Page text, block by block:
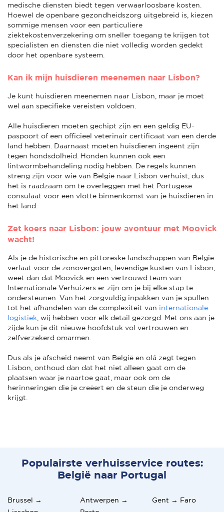
medische diensten biedt tegen verwaarloosbare kosten.
Hoewel de openbare gezondheidszorg uitgebreid is, kiezen
sommige mensen voor een particuliere
ziektekostenverzekering om sneller toegang te krijgen tot
specialisten en diensten die niet volledig worden gedekt
door het openbare systeem.
Kan ik mijn huisdieren meenemen naar Lisbon?
Je kunt huisdieren meenemen naar Lisbon, maar je moet
wel aan specifieke vereisten voldoen.
Alle huisdieren moeten gechipt zijn en een geldig EU-
paspoort of een officieel veterinair certificaat van een derde
land hebben. Daarnaast moeten huisdieren ingeënt zijn
tegen hondsdolheid. Honden kunnen ook een
lintwormbehandeling nodig hebben. De regels kunnen
streng zijn voor wie van België naar Lisbon verhuist, dus
het is raadzaam om te overleggen met het Portugese
consulaat voor een vlotte binnenkomst van je huisdieren in
het land.
Zet koers naar Lisbon: jouw avontuur met Moovick
wacht!
Als je de historische en pittoreske landschappen van België
verlaat voor de zonovergoten, levendige kusten van Lisbon,
weet dan dat Moovick en een vertrouwd team van
Internationale Verhuizers er zijn om je bij elke stap te
ondersteunen. Van het zorgvuldig inpakken van je spullen
tot het afhandelen van de complexiteit van internationale
logistiek , wij hebben voor elk detail gezorgd. Met ons aan je
zijde kun je dit nieuwe hoofdstuk vol vertrouwen en
zelfverzekerd omarmen.
Dus als je afscheid neemt van België en olá zegt tegen
Lisbon, onthoud dan dat het niet alleen gaat om de
plaatsen waar je naartoe gaat, maar ook om de
herinneringen die je creëert en de steun die je onderweg
krijgt.
Populairste verhuisservice routes:
België naar Portugal
Brussel →
Antwerpen →
Gent → Faro